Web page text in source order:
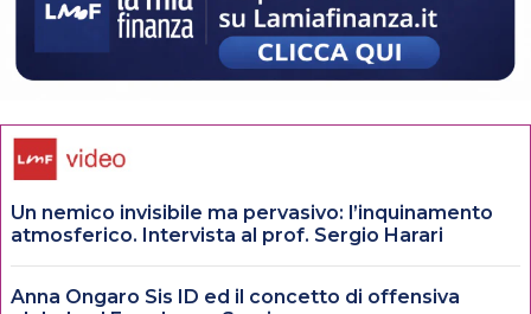
Un nemico invisibile ma pervasivo: l’inquinamento
atmosferico. Intervista al prof. Sergio Harari
Anna Ongaro Sis ID ed il concetto di offensiva